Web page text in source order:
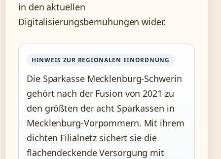
in den aktuellen
Digitalisierungsbemühungen wider.
HINWEIS ZUR REGIONALEN EINORDNUNG
Die Sparkasse Mecklenburg-Schwerin
gehört nach der Fusion von 2021 zu
den größten der acht Sparkassen in
Mecklenburg-Vorpommern. Mit ihrem
dichten Filialnetz sichert sie die
flächendeckende Versorgung mit